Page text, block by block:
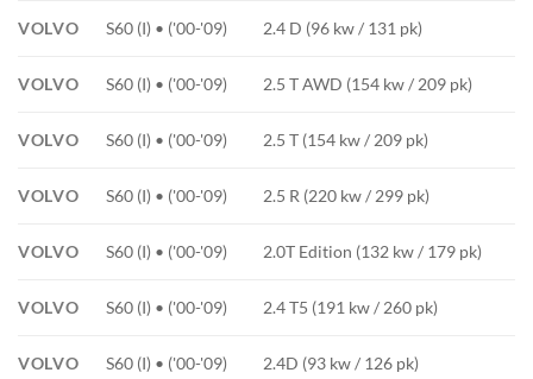
VOLVO S60 (I) • ('00-'09) 2.4 D (96 kw / 131 pk)
VOLVO S60 (I) • ('00-'09) 2.5 T AWD (154 kw / 209 pk)
VOLVO S60 (I) • ('00-'09) 2.5 T (154 kw / 209 pk)
VOLVO S60 (I) • ('00-'09) 2.5 R (220 kw / 299 pk)
VOLVO S60 (I) • ('00-'09) 2.0T Edition (132 kw / 179 pk)
VOLVO S60 (I) • ('00-'09) 2.4 T5 (191 kw / 260 pk)
VOLVO S60 (I) • ('00-'09) 2.4D (93 kw / 126 pk)